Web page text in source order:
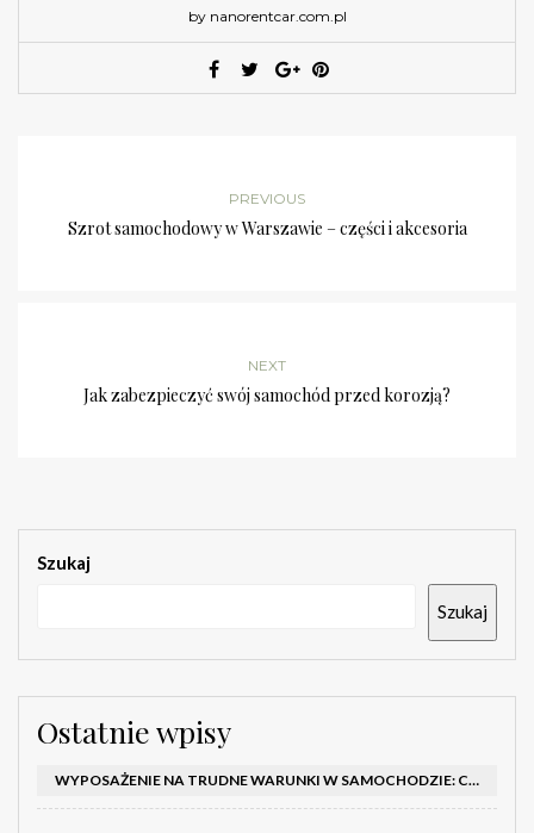
by nanorentcar.com.pl
PREVIOUS
Szrot samochodowy w Warszawie – części i akcesoria
NEXT
Jak zabezpieczyć swój samochód przed korozją?
Szukaj
Szukaj
Ostatnie wpisy
WYPOSAŻENIE NA TRUDNE WARUNKI W SAMOCHODZIE: CO MIEĆ ZIMĄ, W TRASIE I NA WYPADEK AWARII